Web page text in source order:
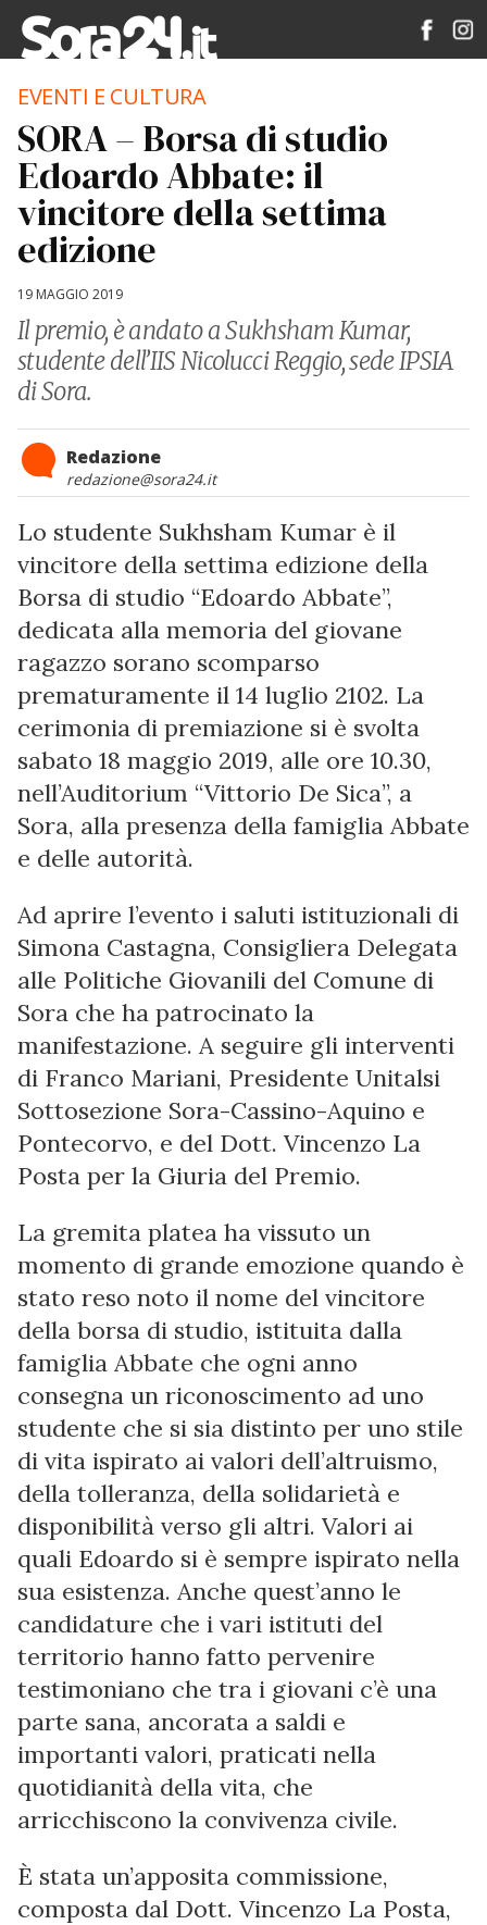
EVENTI E CULTURA
SORA – Borsa di studio
Edoardo Abbate: il
vincitore della settima
edizione
19 MAGGIO 2019
Il premio, è andato a Sukhsham Kumar,
studente dell’IIS Nicolucci Reggio, sede IPSIA
di Sora.
Redazione
redazione@sora24.it
Lo studente Sukhsham Kumar è il
vincitore della settima edizione della
Borsa di studio “Edoardo Abbate”,
dedicata alla memoria del giovane
ragazzo sorano scomparso
prematuramente il 14 luglio 2102. La
cerimonia di premiazione si è svolta
sabato 18 maggio 2019, alle ore 10.30,
nell’Auditorium “Vittorio De Sica”, a
Sora, alla presenza della famiglia Abbate
e delle autorità.
Ad aprire l’evento i saluti istituzionali di
Simona Castagna, Consigliera Delegata
alle Politiche Giovanili del Comune di
Sora che ha patrocinato la
manifestazione. A seguire gli interventi
di Franco Mariani, Presidente Unitalsi
Sottosezione Sora-Cassino-Aquino e
Pontecorvo, e del Dott. Vincenzo La
Posta per la Giuria del Premio.
La gremita platea ha vissuto un
momento di grande emozione quando è
stato reso noto il nome del vincitore
della borsa di studio, istituita dalla
famiglia Abbate che ogni anno
consegna un riconoscimento ad uno
studente che si sia distinto per uno stile
di vita ispirato ai valori dell’altruismo,
della tolleranza, della solidarietà e
disponibilità verso gli altri. Valori ai
quali Edoardo si è sempre ispirato nella
sua esistenza. Anche quest’anno le
candidature che i vari istituti del
territorio hanno fatto pervenire
testimoniano che tra i giovani c’è una
parte sana, ancorata a saldi e
importanti valori, praticati nella
quotidianità della vita, che
arricchiscono la convivenza civile.
È stata un’apposita commissione,
composta dal Dott. Vincenzo La Posta,